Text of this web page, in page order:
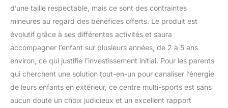
d’une taille respectable, mais ce sont des contraintes
mineures au regard des bénéfices offerts. Le produit est
évolutif grâce à ses différentes activités et saura
accompagner l’enfant sur plusieurs années, de 2 à 5 ans
environ, ce qui justifie l’investissement initial. Pour les parents
qui cherchent une solution tout-en-un pour canaliser l’énergie
de leurs enfants en extérieur, ce centre multi-sports est sans
aucun doute un choix judicieux et un excellent rapport